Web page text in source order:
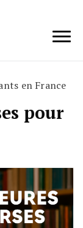
Internet 5G
en France
pour